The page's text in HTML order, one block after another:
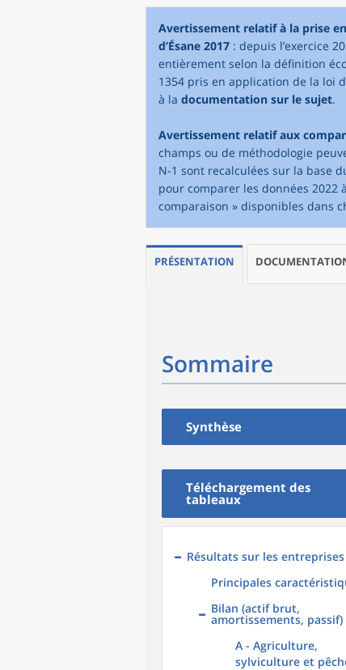
Avertissement relatif à la prise
d’Ésane 2017 : depuis l’exercice
entièrement selon la définition
1354 pris en application de la loi
à la documentation sur le sujet.
Avertissement relatif aux
champs ou de méthodologie
N-1 sont recalculées sur la base
pour comparer les données 2022
comparaison » disponibles dans
PRÉSENTATION
Sommaire
Synthèse
Téléchargement des
tableaux
Résultats sur les entreprises
Principales
Bilan (actif brut,
amortissements, passif)
A - Agriculture,
sylviculture et